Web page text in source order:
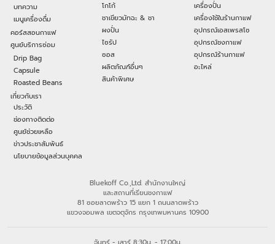
บทความ
เมนูเครื่องดื่ม
คอร์สสอนกาแฟ
ศูนย์บริการซ่อม
Drip Bag
Capsule
Roasted Beans
เกี่ยวกับเรา
ประวัติ
ช่องทางติดต่อ
ศูนย์ช่วยเหลือ
ข่าวประชาสัมพันธ์
นโยบายข้อมูลส่วนบุคคล
โกโก้
ชาเขียวมัทฉะ & ชา
ผงปั่น
ไซรัป
ซอส
ผลิตภัณฑ์อื่นๆ
สินค้าพิเศษ
เครื่องปั่น
เครื่องใช้ในร้านกาแฟ
อุปกรณ์เอสเพรสโซ
อุปกรณ์ชงกาแฟ
อุปกรณ์ร้านกาแฟ
อะไหล่
Bluekoff Co.,Ltd. สำนักงานใหญ่
และสถานที่เรียนชงกาแฟ
81 ซอยลาดพร้าว 15 แยก 1 ถนนลาดพร้าว
แขวงจอมพล เขตจตุจักร กรุงเทพมหานคร 10900